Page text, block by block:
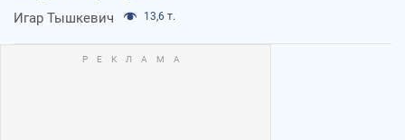
Игар Тышкевич 13,6 т.